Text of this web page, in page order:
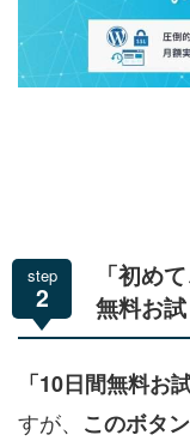
step
2
「初め
無料お
「10日間無料お
すが、 このボタ